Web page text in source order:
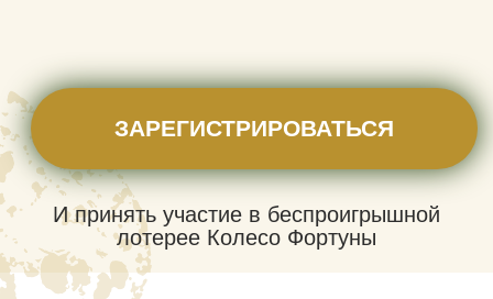
ЗАРЕГИСТРИРОВАТЬСЯ
И принять участие в беспроигрышной
лотерее Колесо Фортуны